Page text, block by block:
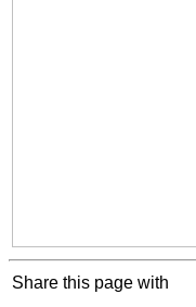
Share this page with